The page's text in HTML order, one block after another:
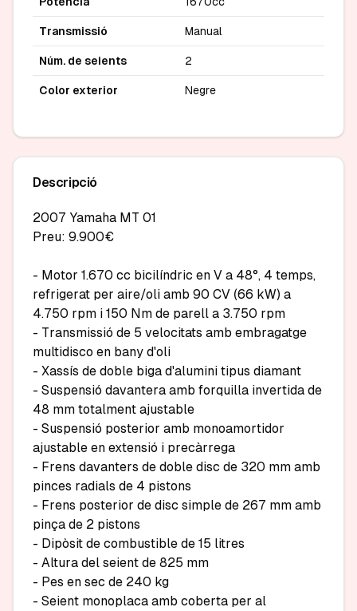
Transmissió Manual
Núm. de seients 2
Color exterior Negre
Descripció
2007 Yamaha MT 01
Preu: 9.900€
- Motor 1.670 cc bicilíndric en V a 48°, 4 temps,
refrigerat per aire/oli amb 90 CV (66 kW) a
4.750 rpm i 150 Nm de parell a 3.750 rpm
- Transmissió de 5 velocitats amb embragatge
multidisco en bany d'oli
- Xassís de doble biga d'alumini tipus diamant
- Suspensió davantera amb forquilla invertida de
48 mm totalment ajustable
- Suspensió posterior amb monoamortidor
ajustable en extensió i precàrrega
- Frens davanters de doble disc de 320 mm amb
pinces radials de 4 pistons
- Frens posterior de disc simple de 267 mm amb
pinça de 2 pistons
- Dipòsit de combustible de 15 litres
- Altura del seient de 825 mm
- Pes en sec de 240 kg
- Seient monoplaca amb coberta per al